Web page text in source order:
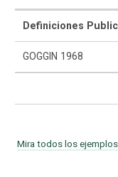
Glosario
Definiciones
GOGGIN 1968
Mira todos los